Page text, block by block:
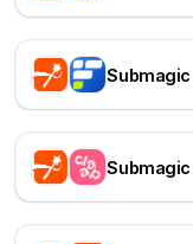
Submagic
Submagic